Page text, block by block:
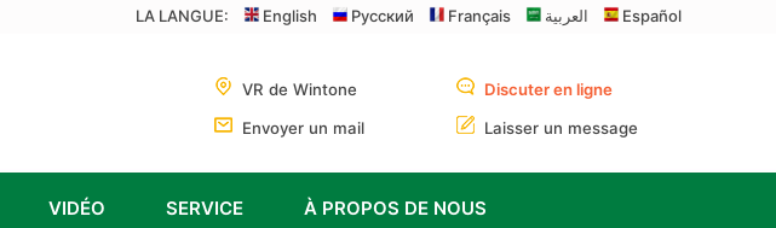
LA LANGUE: English Русский Français العربية Español
VR de Wintone
Discuter en ligne
Envoyer un mail
Laisser un message
VIDÉO SERVICE À PROPOS DE NOUS